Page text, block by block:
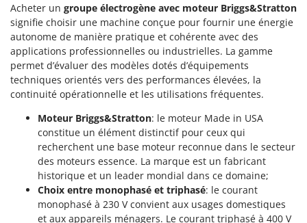
Acheter un groupe électrogène avec moteur Briggs&Stratton
signifie choisir une machine conçue pour fournir une énergie
autonome de manière pratique et cohérente avec des
applications professionnelles ou industrielles. La gamme
permet d’évaluer des modèles dotés d’équipements
techniques orientés vers des performances élevées, la
continuité opérationnelle et les utilisations fréquentes.
Moteur Briggs&Stratton: le moteur Made in USA
constitue un élément distinctif pour ceux qui
recherchent une base moteur reconnue dans le secteur
des moteurs essence. La marque est un fabricant
historique et un leader mondial dans ce domaine;
Choix entre monophasé et triphasé: le courant
monophasé à 230 V convient aux usages domestiques
et aux appareils ménagers. Le courant triphasé à 400 V